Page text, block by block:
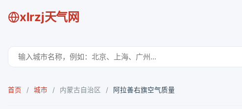
xlrzj天气网
首页 / 城市 / 内蒙古自治区 / 阿拉善右旗空气质量